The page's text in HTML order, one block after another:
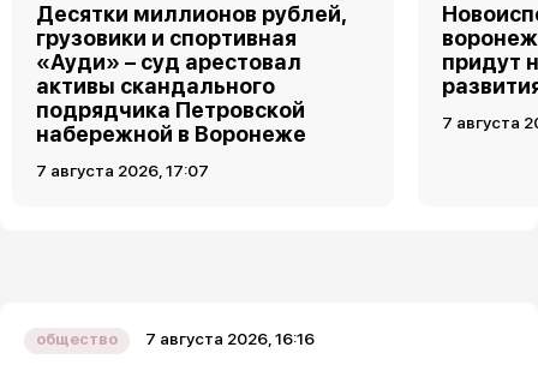
Десятки миллионов рублей,
грузовики и спортивная
«Ауди» – суд арестовал
активы скандального
подрядчика Петровской
набережной в Воронеже
7 августа 2026, 17:07
придут
7 августа
общество 7 августа 2026, 16:16